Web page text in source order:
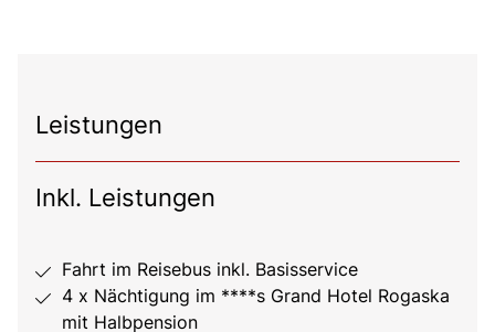
Leistungen
Inkl. Leistungen
Fahrt im Reisebus inkl. Basisservice
4 x Nächtigung im ****s Grand Hotel Rogaska
mit Halbpension